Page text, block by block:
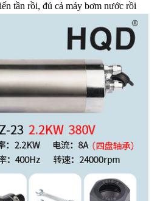
tần rồi, đủ cả máy bơm nước rồi